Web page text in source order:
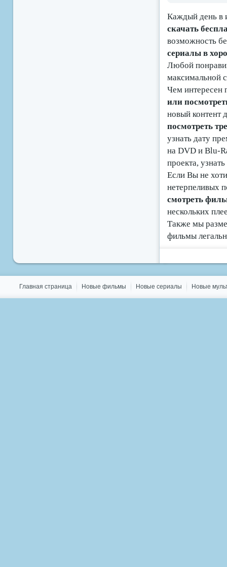
Каждый день в
скачать
возможность
сериалы в
Любой
максимальной
Чем интересен
или
новый контент
посмотреть
узнать дату
на DVD и Blu-
проекта,
Если Вы не
нетерпеливых
смотреть
нескольких
Также мы
фильмы
Главная страница Новые фильмы Новые сериалы Новые